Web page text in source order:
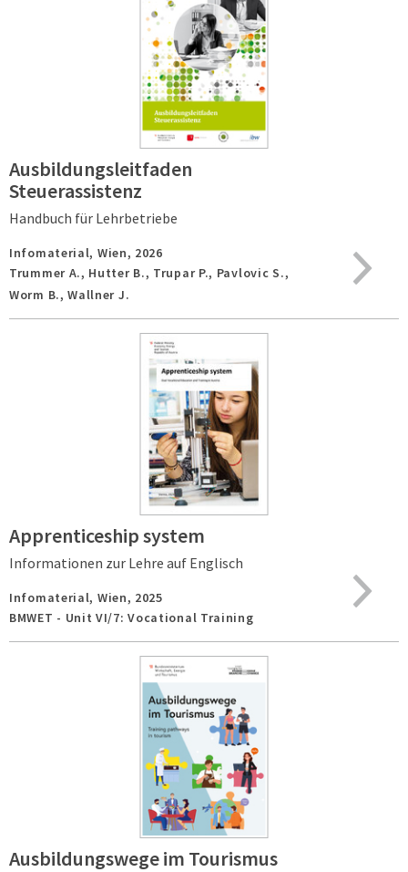
Ausbildungsleitfaden
Steuerassistenz
Handbuch für Lehrbetriebe
Infomaterial, Wien, 2026
Trummer A., Hutter B., Trupar P., Pavlovic S.,
Worm B., Wallner J.
Apprenticeship system
Informationen zur Lehre auf Englisch
Infomaterial, Wien, 2025
BMWET - Unit VI/7: Vocational Training
Ausbildungswege im Tourismus